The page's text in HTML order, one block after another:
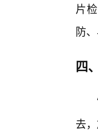
片
防
四
去